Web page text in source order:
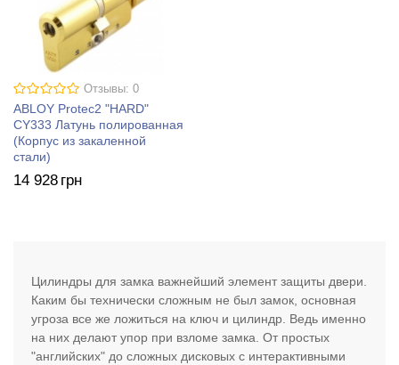
Отзывы: 0
ABLOY Protec2 "HARD"
CY333 Латунь полированная
(Корпус из закаленной
стали)
14 928 грн
Цилиндры для замка важнейший элемент защиты двери.
Каким бы технически сложным не был замок, основная
угроза все же ложиться на ключ и цилиндр. Ведь именно
на них делают упор при взломе замка. От простых
"английских" до сложных дисковых с интерактивными